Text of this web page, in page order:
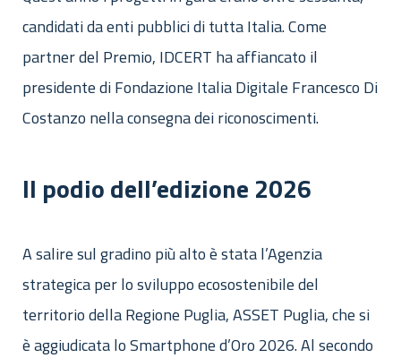
candidati da enti pubblici di tutta Italia. Come
partner del Premio, IDCERT ha affiancato il
presidente di Fondazione Italia Digitale Francesco Di
Costanzo nella consegna dei riconoscimenti.
Il podio dell’edizione 2026
A salire sul gradino più alto è stata l’Agenzia
strategica per lo sviluppo ecosostenibile del
territorio della Regione Puglia, ASSET Puglia, che si
è aggiudicata lo Smartphone d’Oro 2026. Al secondo